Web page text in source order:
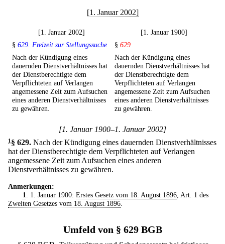
[1. Januar 2002]
[1. Januar 2002]
[1. Januar 1900]
§ 629. Freizeit zur Stellungssuche § 629
Nach der Kündigung eines
dauernden Dienstverhältnisses hat
der Dienstberechtigte dem
Verpflichteten auf Verlangen
angemessene Zeit zum Aufsuchen
eines anderen Dienstverhältnisses
zu gewähren.
Nach der Kündigung eines
dauernden Dienstverhältnisses hat
der Dienstberechtigte dem
Verpflichteten auf Verlangen
angemessene Zeit zum Aufsuchen
eines anderen Dienstverhältnisses
zu gewähren.
[1. Januar 1900–1. Januar 2002]
1§ 629. Nach der Kündigung eines dauernden Dienstverhältnisses
hat der Dienstberechtigte dem Verpflichteten auf Verlangen
angemessene Zeit zum Aufsuchen eines anderen
Dienstverhältnisses zu gewähren.
Anmerkungen:
1. 1. Januar 1900: Erstes Gesetz vom 18. August 1896, Art. 1 des
Zweiten Gesetzes vom 18. August 1896.
Umfeld von § 629 BGB